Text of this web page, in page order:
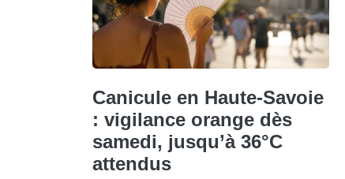
Canicule en Haute-Savoie
: vigilance orange dès
samedi, jusqu’à 36°C
attendus